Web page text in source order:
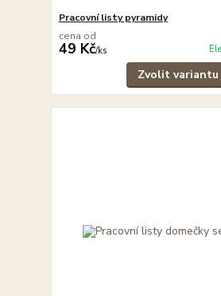
Pracovní listy pyramidy
cena od
49 Kč/ks
Zvolit variantu